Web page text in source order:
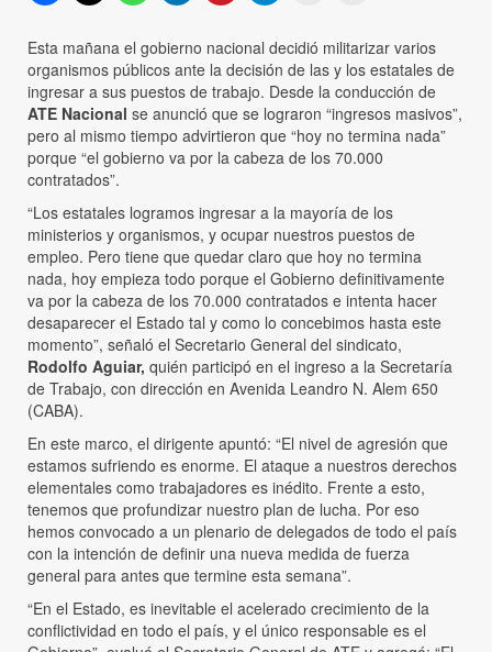
Esta mañana el gobierno nacional decidió militarizar varios
organismos públicos ante la decisión de las y los estatales de
ingresar a sus puestos de trabajo. Desde la conducción de
ATE Nacional se anunció que se lograron “ingresos masivos”,
pero al mismo tiempo advirtieron que “hoy no termina nada”
porque “el gobierno va por la cabeza de los 70.000
contratados”.
“Los estatales logramos ingresar a la mayoría de los
ministerios y organismos, y ocupar nuestros puestos de
empleo. Pero tiene que quedar claro que hoy no termina
nada, hoy empieza todo porque el Gobierno definitivamente
va por la cabeza de los 70.000 contratados e intenta hacer
desaparecer el Estado tal y como lo concebimos hasta este
momento”, señaló el Secretario General del sindicato,
Rodolfo Aguiar, quién participó en el ingreso a la Secretaría
de Trabajo, con dirección en Avenida Leandro N. Alem 650
(CABA).
En este marco, el dirigente apuntó: “El nivel de agresión que
estamos sufriendo es enorme. El ataque a nuestros derechos
elementales como trabajadores es inédito. Frente a esto,
tenemos que profundizar nuestro plan de lucha. Por eso
hemos convocado a un plenario de delegados de todo el país
con la intención de definir una nueva medida de fuerza
general para antes que termine esta semana”.
“En el Estado, es inevitable el acelerado crecimiento de la
conflictividad en todo el país, y el único responsable es el